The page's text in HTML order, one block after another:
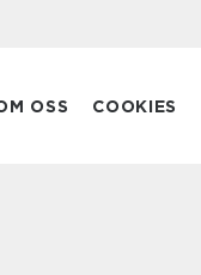
OSS COOKIES